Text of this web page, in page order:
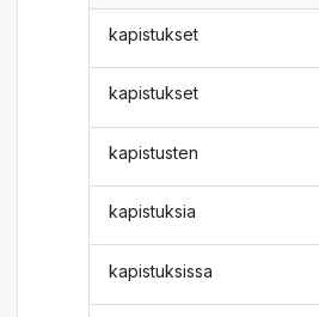
kapistukset
kapistukset
kapistusten
kapistuksia
kapistuksissa